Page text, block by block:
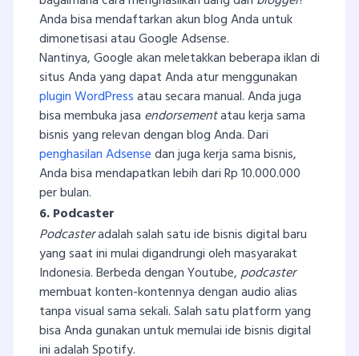
Anda bisa mendaftarkan akun blog Anda untuk
dimonetisasi atau Google Adsense.
Nantinya, Google akan meletakkan beberapa iklan di
situs Anda yang dapat Anda atur menggunakan
plugin WordPressatau secara manual. Anda juga
bisa membuka jasa endorsementatau kerja sama
bisnis yang relevan dengan blog Anda. Dari
penghasilan Adsensedan juga kerja sama bisnis,
Anda bisa mendapatkan lebih dari Rp 10.000.000
per bulan.
6. Podcaster
Podcasteradalah salah satu ide bisnis digital baru
yang saat ini mulai digandrungi oleh masyarakat
Indonesia. Berbeda dengan Youtube,podcaster
membuat konten-kontennya dengan audio alias
tanpa visual sama sekali. Salah satu platform yang
bisa Anda gunakan untuk memulai ide bisnis digital
ini adalah Spotify.